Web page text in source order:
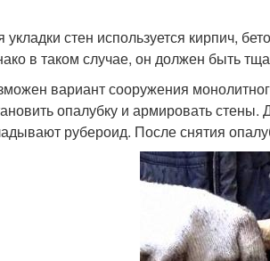
укладки стен используется кирпич,
в таком случае, он должен быть
вариант сооружения
опалубку и армировать
рубероид. После снятия